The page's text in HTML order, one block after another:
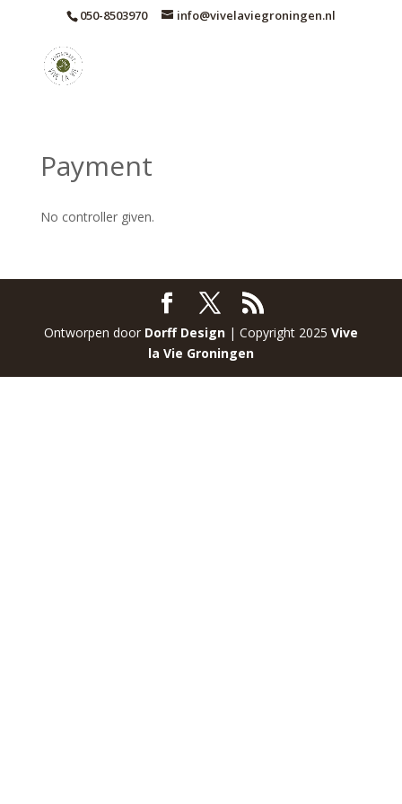
050-8503970 info@vivelaviegroningen.nl
Payment
No controller given.
Ontworpen door Dorff Design| Copyright 2025 Vive
la Vie Groningen